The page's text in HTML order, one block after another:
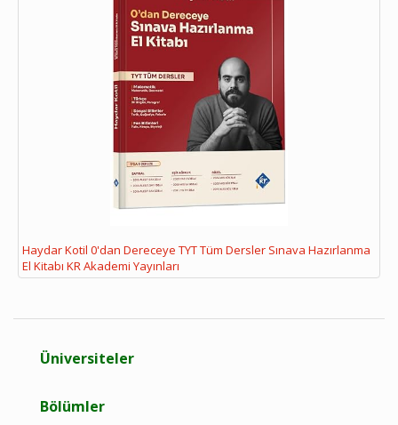
Haydar Kotil 0'dan Dereceye TYT Tüm Dersler Sınava Hazırlanma
El Kitabı KR Akademi Yayınları
Üniversiteler
Bölümler